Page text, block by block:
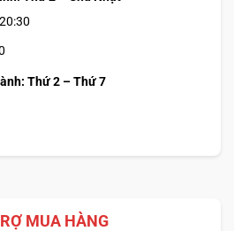
hợp lý giúp kết nối màn hình
trữ ngoài và mạng LAN cùng lúc
Thứ 2 – Thứ 7
MUA HÀNG